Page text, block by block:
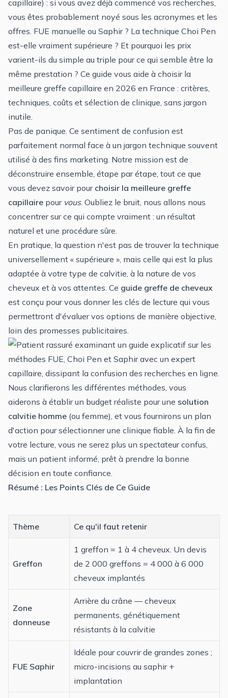
capillaire) : si vous avez déjà commencé vos recherches,
vous êtes probablement noyé sous les acronymes et les
offres. FUE manuelle ou Saphir ? La technique Choi Pen
est-elle vraiment supérieure ? Et pourquoi les prix
varient-ils du simple au triple pour ce qui semble être la
même prestation ? Ce guide vous aide à choisir la
meilleure greffe capillaire en 2026 en France : critères,
techniques, coûts et sélection de clinique, sans jargon
inutile.
Pas de panique. Ce sentiment de confusion est
parfaitement normal face à un jargon technique souvent
utilisé à des fins marketing. Notre mission est de
déconstruire ensemble, étape par étape, tout ce que
vous devez savoir pour choisir la meilleure greffe
capillaire pour vous. Oubliez le bruit, nous allons nous
concentrer sur ce qui compte vraiment : un résultat
naturel et une procédure sûre.
En pratique, la question n'est pas de trouver la technique
universellement « supérieure », mais celle qui est la plus
adaptée à votre type de calvitie, à la nature de vos
cheveux et à vos attentes. Ce guide greffe de cheveux
est conçu pour vous donner les clés de lecture qui vous
permettront d'évaluer vos options de manière objective,
loin des promesses publicitaires.
Nous clarifierons les différentes méthodes, vous
aiderons à établir un budget réaliste pour une solution
calvitie homme (ou femme), et vous fournirons un plan
d'action pour sélectionner une clinique fiable. À la fin de
votre lecture, vous ne serez plus un spectateur confus,
mais un patient informé, prêt à prendre la bonne
décision en toute confiance.
Résumé : Les Points Clés de Ce Guide
Thème Ce qu'il faut retenir
Greffon
1 greffon = 1 à 4 cheveux. Un devis
de 2 000 greffons = 4 000 à 6 000
cheveux implantés
Zone
donneuse
Arrière du crâne — cheveux
permanents, génétiquement
résistants à la calvitie
FUE Saphir
Idéale pour couvrir de grandes zones ;
micro-incisions au saphir +
implantation